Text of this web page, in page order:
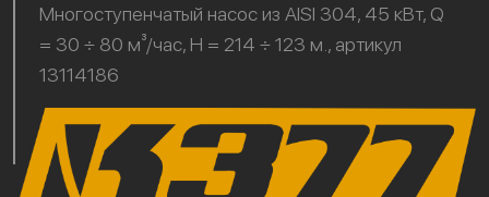
Многоступенчатый насос из AISI 304, 45 кВт, Q
= 30 ÷ 80 м³/час, H = 214 ÷ 123 м., артикул
13114186